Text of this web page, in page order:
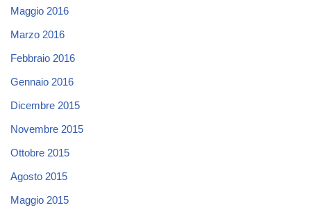
Maggio 2016
Marzo 2016
Febbraio 2016
Gennaio 2016
Dicembre 2015
Novembre 2015
Ottobre 2015
Agosto 2015
Maggio 2015